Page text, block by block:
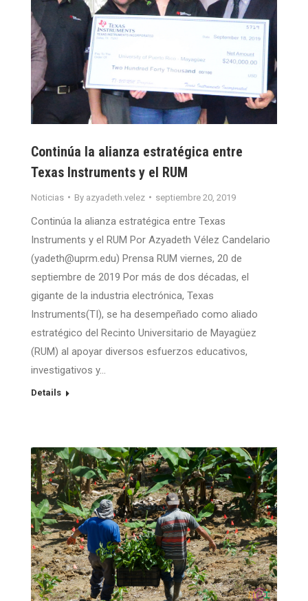
Continúa la alianza estratégica entre
Texas Instruments y el RUM
Noticias By azyadeth.velez septiembre 20, 2019
Continúa la alianza estratégica entre Texas
Instruments y el RUM Por Azyadeth Vélez Candelario
(yadeth@uprm.edu) Prensa RUM viernes, 20 de
septiembre de 2019 Por más de dos décadas, el
gigante de la industria electrónica, Texas
Instruments(TI), se ha desempeñado como aliado
estratégico del Recinto Universitario de Mayagüez
(RUM) al apoyar diversos esfuerzos educativos,
investigativos y…
Details